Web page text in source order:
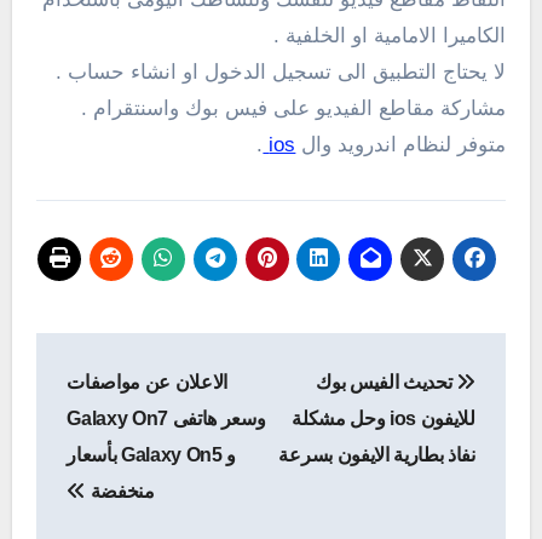
الكاميرا الامامية او الخلفية .
لا يحتاج التطبيق الى تسجيل الدخول او انشاء حساب .
مشاركة مقاطع الفيديو على فيس بوك واسنتقرام .
متوفر لنظام اندرويد وال ios
.
المقالات
تحديث الفيس بوك
للايفون ios وحل مشكلة
نفاذ بطارية الايفون بسرعة
الاعلان عن مواصفات
وسعر هاتفى Galaxy On7
و Galaxy On5 بأسعار
منخفضة